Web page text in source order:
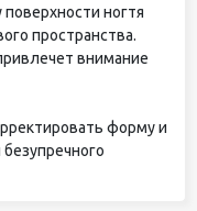
ногтя
пространства.
внимание
форму и